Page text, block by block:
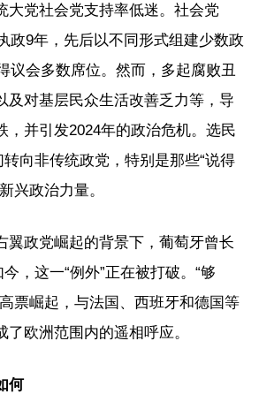
大党社会党支持率低迷。社会党
政9年，先后以不同形式组建少数政
议会多数席位。然而，多起腐败丑
及对基层民众生活改善乏力等，导
，并引发2024年的政治危机。选民
转向非传统政党，特别是那些“说得
兴政治力量。
翼政党崛起的背景下，葡萄牙曾长
，这一“例外”正在被打破。“够
票崛起，与法国、西班牙和德国等
欧洲范围内的遥相呼应。
何